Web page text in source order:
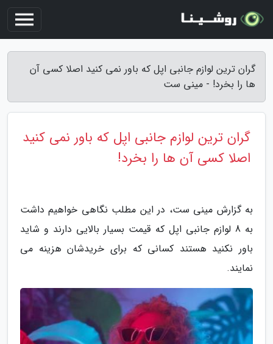
گران ترین لوازم جانبی اپل که باور نمی کنید اصلا کسی آن
ها را بخرد! - مینی ست
گران ترین لوازم جانبی اپل که باور نمی کنید
اصلا کسی آن ها را بخرد!
به گزارش مینی ست، در این مطلب نگاهی خواهیم داشت
به 8 لوازم جانبی اپل که قیمت بسیار بالایی دارند و شاید
باور نکنید هستند کسانی که برای خریدشان هزینه می
نمایند.